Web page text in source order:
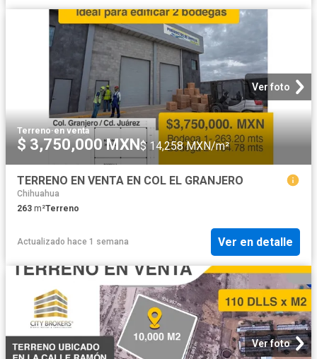
Ver foto
Terreno·en venta
$ 3,750,000 MXN$ 14,258 MXN/m²
TERRENO EN VENTA EN COL EL GRANJERO
Chihuahua
263 m²Terreno
Actualizado hace 1 semana Ver en detalle
Ver foto